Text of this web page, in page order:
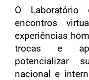
O Laboratório
encontros
experiências
trocas e
potencializar
nacional e